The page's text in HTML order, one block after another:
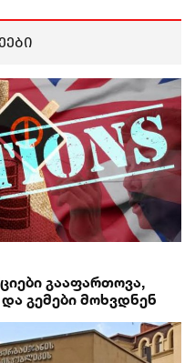
გააფართოვა,
და გემები მოხვდნენ